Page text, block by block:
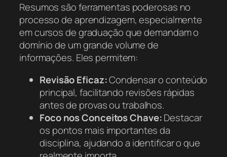
Resumos são ferramentas poderosas no
processo de aprendizagem, especialmente
em cursos de graduação que demandam o
domínio de um grande volume de
informações. Eles permitem:
Revisão Eficaz:Condensar o conteúdo
principal, facilitando revisões rápidas
antes de provas ou trabalhos.
Foco nos Conceitos Chave:Destacar
os pontos mais importantes da
disciplina, ajudando a identificar o que